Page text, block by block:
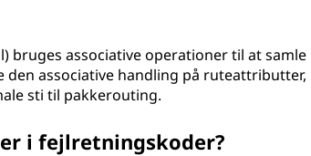
bruges associative operationer til at samle
associative handling på ruteattributter,
sti til pakkerouting.
i fejlretningskoder?